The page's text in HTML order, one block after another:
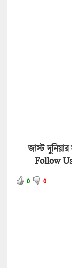
জাস্ট দুনিয়ার
Follow
0 0